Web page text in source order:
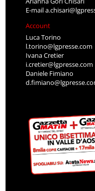
E-mail
Account
Luca Torino
l.torino@lgpresse.com
Ivana Cretier
i.cretier@lgpresse.com
Daniele Fimiano